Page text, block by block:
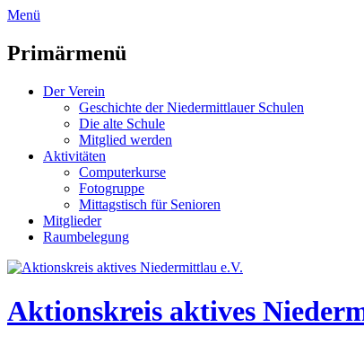
zum
überspringen
Menü
Primärmenü
Der Verein
Geschichte der Niedermittlauer Schulen
Die alte Schule
Mitglied werden
Aktivitäten
Computerkurse
Fotogruppe
Mittagstisch für Senioren
Mitglieder
Raumbelegung
Header
Aktionskreis aktives